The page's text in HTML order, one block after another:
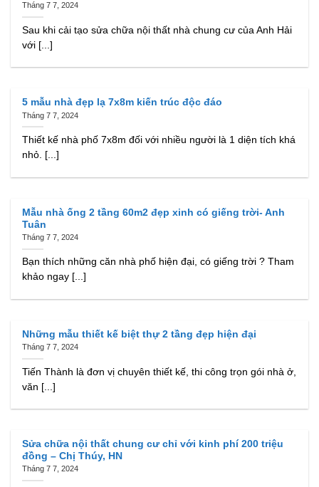
Tháng 7 7, 2024
Sau khi cải tạo sửa chữa nội thất nhà chung cư của Anh Hải
với [...]
5 mẫu nhà đẹp lạ 7x8m kiến trúc độc đáo
Tháng 7 7, 2024
Thiết kế nhà phố 7x8m đối với nhiều người là 1 diện tích khá
nhỏ. [...]
Mẫu nhà ống 2 tầng 60m2 đẹp xinh có giếng trời- Anh
Tuân
Tháng 7 7, 2024
Bạn thích những căn nhà phố hiện đại, có giếng trời ? Tham
khảo ngay [...]
Những mẫu thiết kế biệt thự 2 tầng đẹp hiện đại
Tháng 7 7, 2024
Tiến Thành là đơn vị chuyên thiết kế, thi công trọn gói nhà ở,
văn [...]
Sửa chữa nội thất chung cư chỉ với kinh phí 200 triệu
đồng – Chị Thúy, HN
Tháng 7 7, 2024